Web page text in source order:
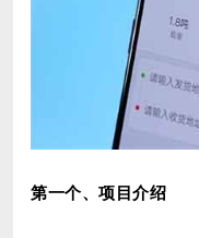
第一个、项目介绍